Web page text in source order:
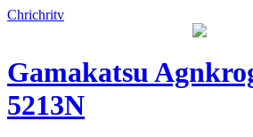
Chrichritv
Gamakatsu
5213N